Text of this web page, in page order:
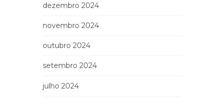
dezembro 2024
novembro 2024
outubro 2024
setembro 2024
julho 2024